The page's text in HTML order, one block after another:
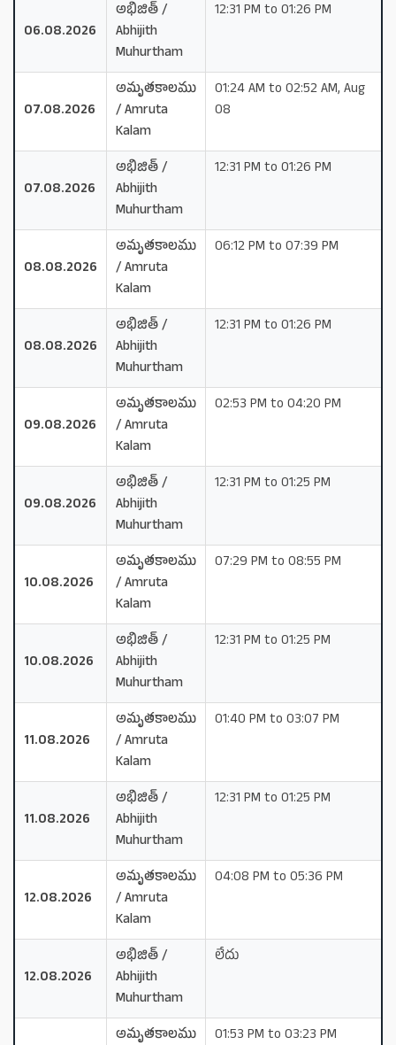
06.08.2026
అభిజిత్ /
Abhijith
Muhurtham
12:31 PM to 01:26 PM
07.08.2026
అమృతకాలము
/ Amruta
Kalam
01:24 AM to 02:52 AM, Aug
08
07.08.2026
అభిజిత్ /
Abhijith
Muhurtham
12:31 PM to 01:26 PM
08.08.2026
అమృతకాలము
/ Amruta
Kalam
06:12 PM to 07:39 PM
08.08.2026
అభిజిత్ /
Abhijith
Muhurtham
12:31 PM to 01:26 PM
09.08.2026
అమృతకాలము
/ Amruta
Kalam
02:53 PM to 04:20 PM
09.08.2026
అభిజిత్ /
Abhijith
Muhurtham
12:31 PM to 01:25 PM
10.08.2026
అమృతకాలము
/ Amruta
Kalam
07:29 PM to 08:55 PM
10.08.2026
అభిజిత్ /
Abhijith
Muhurtham
12:31 PM to 01:25 PM
11.08.2026
అమృతకాలము
/ Amruta
Kalam
01:40 PM to 03:07 PM
11.08.2026
అభిజిత్ /
Abhijith
Muhurtham
12:31 PM to 01:25 PM
12.08.2026
అమృతకాలము
/ Amruta
Kalam
04:08 PM to 05:36 PM
12.08.2026
అభిజిత్ /
Abhijith
Muhurtham
లేదు
అమృతకాలము 01:53 PM to 03:23 PM